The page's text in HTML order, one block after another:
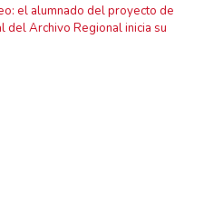
el alumnado del proyecto de
del Archivo Regional inicia su